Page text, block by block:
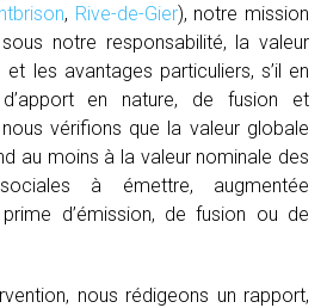
, Rive-de-Gier), notre mission
notre responsabilité, la valeur
les avantages particuliers, s’il en
en nature, de fusion et
vérifions que la valeur globale
au moins à la valeur nominale des
à émettre, augmentée
d’émission, de fusion ou de
nous rédigeons un rapport,